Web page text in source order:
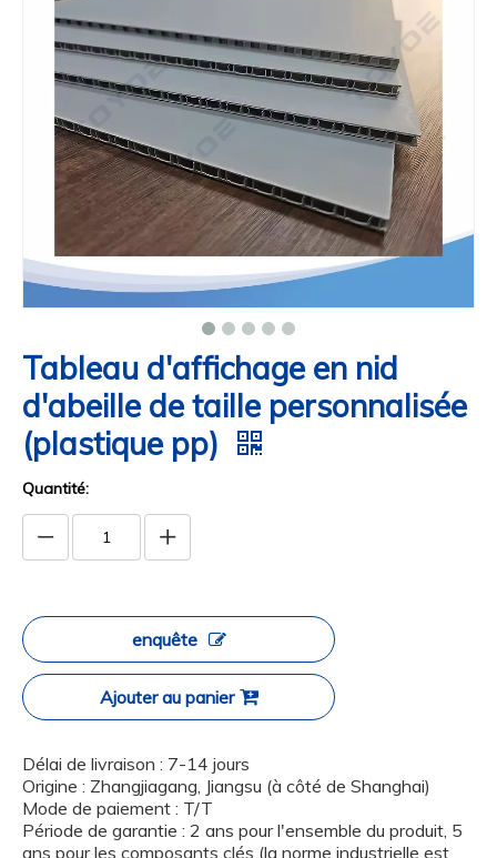
Tableau d'affichage en nid
d'abeille de taille personnalisée
(plastique pp)
Quantité:
enquête
Ajouter au panier
Délai de livraison : 7-14 jours
Origine : Zhangjiagang, Jiangsu (à côté de Shanghai)
Mode de paiement : T/T
Période de garantie : 2 ans pour l'ensemble du produit, 5
ans pour les composants clés (la norme industrielle est